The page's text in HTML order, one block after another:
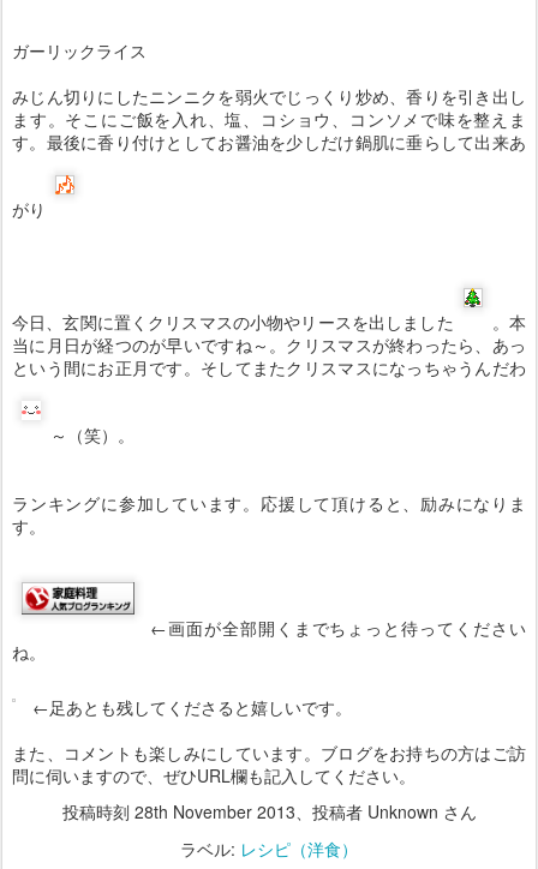
ガーリックライス
みじん切りにしたニンニクを弱火でじっくり炒め、香りを引き出し
ます。そこにご飯を入れ、塩、コショウ、コンソメで味を整えま
す。最後に香り付けとしてお醤油を少しだけ鍋肌に垂らして出来あ
がり
今日、玄関に置くクリスマスの小物やリースを出しました
。本
当に月日が経つのが早いですね～。クリスマスが終わったら、あっ
という間にお正月です。そしてまたクリスマスになっちゃうんだわ
～（笑）。
ランキングに参加しています。応援して頂けると、励みになりま
す。
←画面が全部開くまでちょっと待ってください
ね。
←足あとも残してくださると嬉しいです。
また、コメントも楽しみにしています。ブログをお持ちの方はご訪
問に伺いますので、ぜひURL欄も記入してください。
投稿時刻 28th November 2013 、投稿者 Unknown さん
ラベル: レシピ（洋食）